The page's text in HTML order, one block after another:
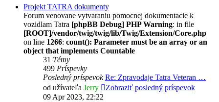
Projekt TATRA dokumenty
Forum venovane vytvaraniu pomocnej dokumentacie k
vozidlam Tatra [phpBB Debug] PHP Warning: in file
[ROOT]/vendor/twig/twig/lib/Twig/Extension/Core.php
on line 1266: count(): Parameter must be an array or an
object that implements Countable
31 Témy
499 Príspevky
Posledný príspevok Re: Zpravodaje Tatra Veteran …
od užívateľa Jerry
Zobraziť posledný príspevok
09 Apr 2023, 22:22